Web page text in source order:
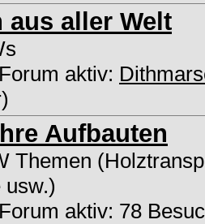
aus aller Welt
aktiv:
Aufbauten
Themen
usw.)
aktiv: 78